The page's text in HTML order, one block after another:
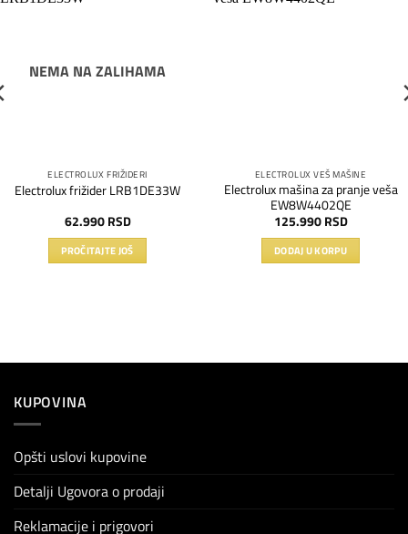
NEMA NA ZALIHAMA
ELECTROLUX FRIŽIDERI
Electrolux frižider LRB1DE33W
62.990 RSD
PROČITAJTE JOŠ
ELECTROLUX VEŠ MAŠINE
Electrolux mašina za pranje veša
EW8W4402QE
125.990 RSD
DODAJ U KORPU
KUPOVINA
Opšti uslovi kupovine
Detalji Ugovora o prodaji
Reklamacije i prigovori